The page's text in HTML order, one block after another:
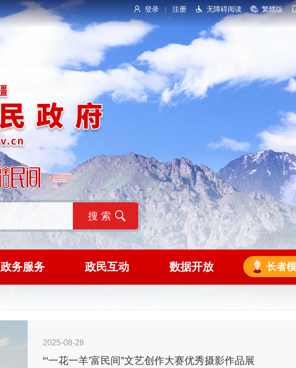
登录 注册 无障碍阅读 繁體版
政务服务 政民互动 数据开放 长者
2025-08-28
“‘一花一羊’富民间”文艺创作大赛优秀摄影作品展